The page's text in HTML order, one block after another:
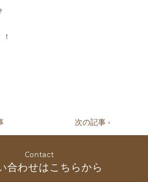
次の記事 ›
Contact
合わせはこちらから